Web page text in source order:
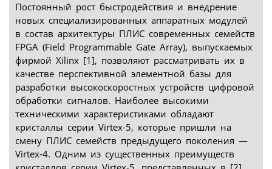
Постоянный рост быстродействия и внедрение
новых специализированных аппаратных модулей
в состав архитектуры ПЛИС современных семейств
FPGA (Field Programmable Gate Array), выпускаемых
фирмой Xilinx [1], позволяют рассматривать их в
качестве перспективной элементной базы для
разработки высокоскоростных устройств цифровой
обработки сигналов. Наиболее высокими
техническими характеристиками обладают
кристаллы серии Virtex-5, которые пришли на
смену ПЛИС семейств предыдущего поколения —
Virtex-4. Одним из существенных преимуществ